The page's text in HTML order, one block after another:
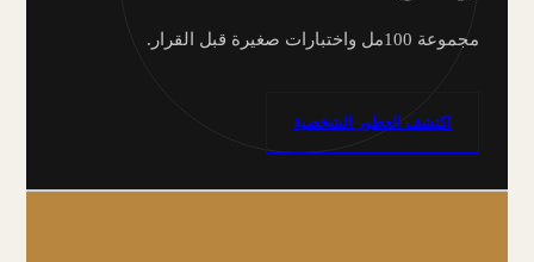
مجموعة 100مل واختبارات صغيرة قبل القرار.
اكتشف العطور الشخصية